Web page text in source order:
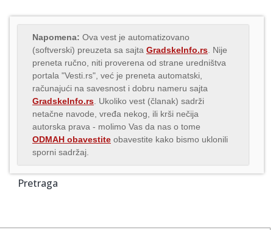
Napomena: Ova vest je automatizovano
(softverski) preuzeta sa sajta GradskeInfo.rs . Nije
preneta ručno, niti proverena od strane uredništva
portala "Vesti.rs", već je preneta automatski,
računajući na savesnost i dobru nameru sajta
GradskeInfo.rs . Ukoliko vest (članak) sadrži
netačne navode, vređa nekog, ili krši nečija
autorska prava - molimo Vas da nas o tome
ODMAH obavestite obavestite kako bismo uklonili
sporni sadržaj.
Pretraga